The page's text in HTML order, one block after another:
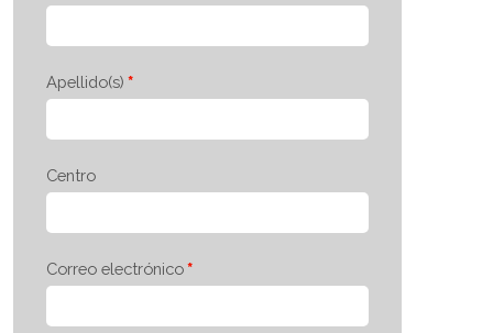
Apellido(s)
Centro
Correo electrónico